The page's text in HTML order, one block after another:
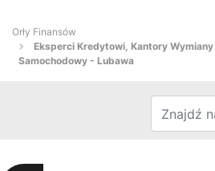
Orły Finansów
Eksperci Kredytowi, Kantory Wymiany
Samochodowy - Lubawa